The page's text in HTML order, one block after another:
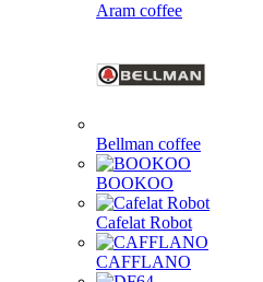
Aram coffee
Bellman coffee
BOOKOO
Cafelat Robot
CAFFLANO